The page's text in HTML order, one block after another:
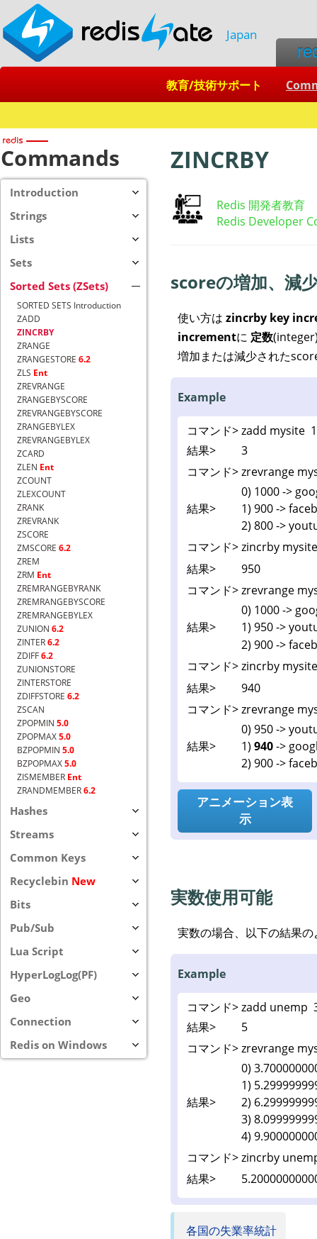
Japan
教育/技術サポート
Commands
Introduction
Strings
Lists
Sets
Sorted Sets (ZSets)
SORTED SETS Introduction
ZADD
ZINCRBY
ZRANGE
ZRANGESTORE 6.2
ZLS Ent
ZREVRANGE
ZRANGEBYSCORE
ZREVRANGEBYSCORE
ZRANGEBYLEX
ZREVRANGEBYLEX
ZCARD
ZLEN Ent
ZCOUNT
ZLEXCOUNT
ZRANK
ZREVRANK
ZSCORE
ZMSCORE 6.2
ZREM
ZRM Ent
ZREMRANGEBYRANK
ZREMRANGEBYSCORE
ZREMRANGEBYLEX
ZUNION 6.2
ZINTER6.2
ZDIFF6.2
ZUNIONSTORE
ZINTERSTORE
ZDIFFSTORE 6.2
ZSCAN
ZPOPMIN 5.0
ZPOPMAX5.0
BZPOPMIN 5.0
BZPOPMAX5.0
ZISMEMBER Ent
ZRANDMEMBER6.2
Hashes
Streams
Common Keys
Recyclebin New
Bits
Pub/Sub
Lua Script
HyperLogLog(PF)
Geo
Connection
Redis on Windows
ZINCRBY
Redis 開発者教育
Redis Developer
scoreの増加、減
使い方は zincrby key
incrementに 定数
増加または減少された
Example
コマンド>zadd mysite
結果>
3
コマンド>zrevrange
結果>
0) 1000 ->
1) 900 ->
2) 800 ->
コマンド>zincrby
結果>
950
コマンド>zrevrange
結果>
0) 1000 ->
1) 950 ->
2) 900 ->
コマンド>zincrby
結果>
940
コマンド>zrevrange
結果>
0) 950 ->
1) 940->
2) 900 ->
アニメーション表
示
実数使用可能
実数の場合、以下の結果
Example
コマンド>zadd unemp
結果>
5
コマンド>zrevrange
結果>
0)
1)
2)
3)
4)
コマンド>zincrby
結果>
各国の失業率統計